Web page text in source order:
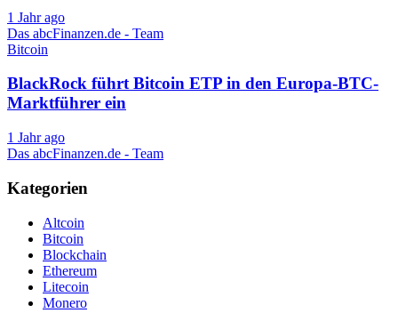
1 Jahr ago
Das abcFinanzen.de - Team
Bitcoin
BlackRock führt Bitcoin ETP in den Europa-BTC-
Marktführer ein
1 Jahr ago
Das abcFinanzen.de - Team
Kategorien
Altcoin
Bitcoin
Blockchain
Ethereum
Litecoin
Monero